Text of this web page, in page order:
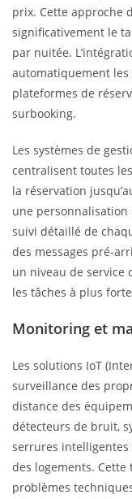
prix. Cette approche
significativement le
par nuitée.
automatiquement les
plateformes de
surbooking.
Les systèmes de
centralisent toutes
la réservation
une personnalisation
suivi détaillé de
des messages pré-
un niveau de
les tâches à plus
Monitoring et
Les solutions IoT
surveillance des
distance des
détecteurs de bruit,
serrures
des logements. Cette
problèmes